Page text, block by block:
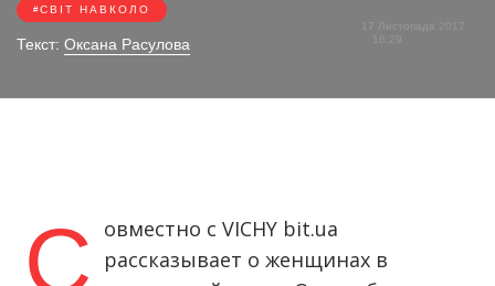
СВІТ НАВКОЛО
Текст: Оксана Расулова
17 Листопада 2017
16:29
С
овместно с VICHY bit.ua
рассказывает о женщинах в